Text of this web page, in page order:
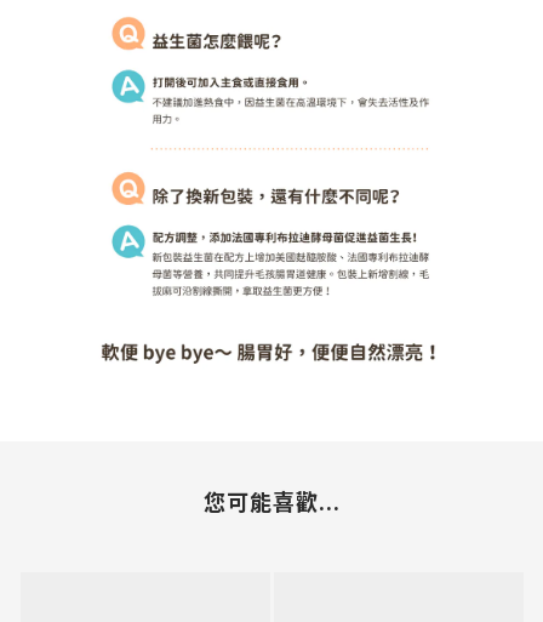
您可能喜歡...